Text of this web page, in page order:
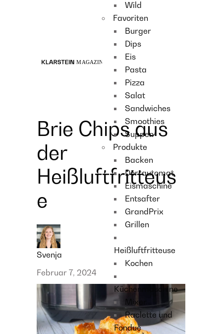
Wild
Favoriten
Burger
Dips
Eis
Pasta
Pizza
Salat
Sandwiches
Smoothies
Suppen
Produkte
Backen
Dörrautomat
Eismaschine
Entsafter
GrandPrix
Grillen
Heißluftfritteuse
Kochen
Küchenmaschine
Mixer
Raclette und
Fondue
Brie Chips aus
der
Heißluftfritteus
e
Svenja
Februar 7, 2024